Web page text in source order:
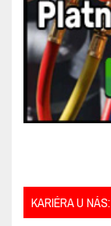
KARIÉRA U NÁS: